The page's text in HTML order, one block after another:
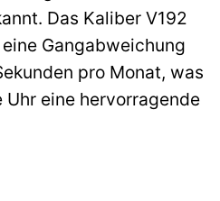
Das Kaliber V192
Gangabweichung
pro Monat, was
eine hervorragende